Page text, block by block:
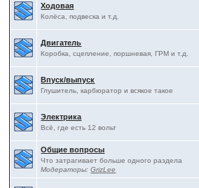
Ходовая
Колёса, подвеска и т.д.
Двигатель
Коробка, сцепление, поршневая, ГРМ и т.д.
Впуск/выпуск
Глушитель, карбюратор и всякое такое
Электрика
Всё, где есть 12 вольт
Общие вопросы
Что затрагивает больше одного раздела
Модераторы:GrizLee